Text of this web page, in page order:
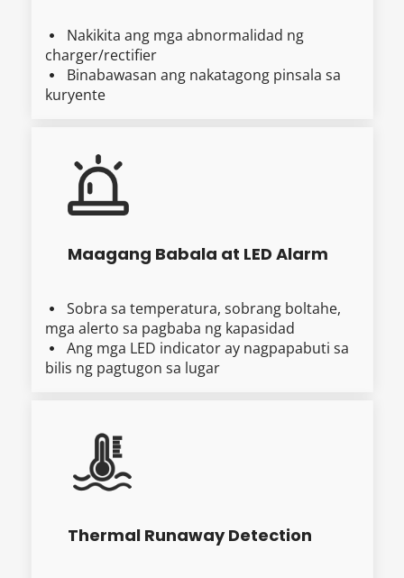
 Nakikita ang mga abnormalidad ng
charger/rectifier
 Binabawasan ang nakatagong pinsala sa
kuryente
Maagang Babala at LED Alarm
 Sobra sa temperatura, sobrang boltahe,
mga alerto sa pagbaba ng kapasidad
 Ang mga LED indicator ay nagpapabuti sa
bilis ng pagtugon sa lugar
Thermal Runaway Detection